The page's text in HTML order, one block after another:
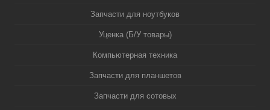
Запчасти для ноутбуков
Уценка (Б/У товары)
Компьютерная техника
Запчасти для планшетов
Запчасти для сотовых